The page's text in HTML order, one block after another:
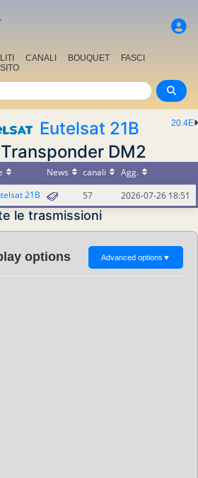
CANALI BOUQUET
FASCI
20.4E
Eutelsat 21B
DM2
News canali
Agg.
21B 57 2026-07-26 18:51
le trasmissioni
options Advanced options ▼